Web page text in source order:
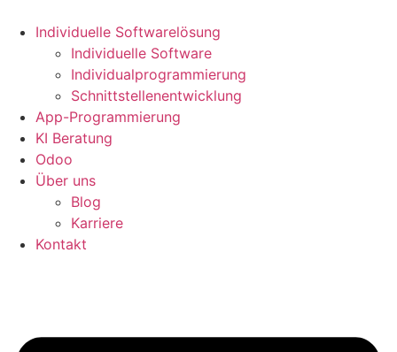
Inhalt
springen
Individuelle Softwarelösung
Individuelle Software
Individualprogrammierung
Schnittstellenentwicklung
App-Programmierung
KI Beratung
Odoo
Über uns
Blog
Karriere
Kontakt